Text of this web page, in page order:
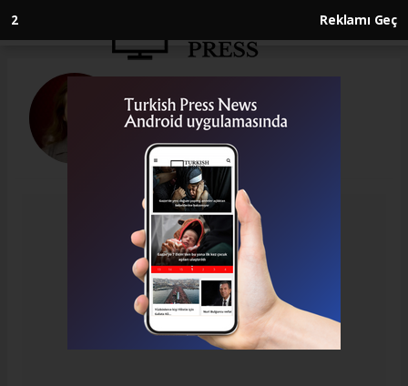
1 Reklamı Geç
Ziya Gündüz
gunduzziya82@gmail.com